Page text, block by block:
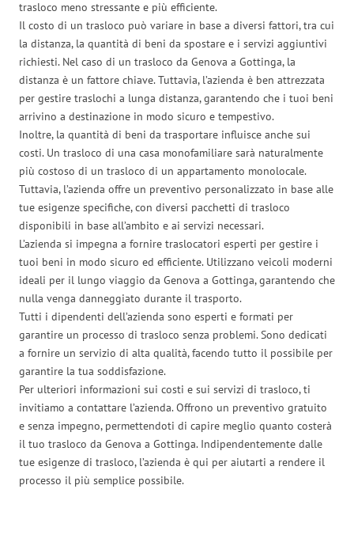
trasloco meno stressante e più efficiente.
Il costo di un trasloco può variare in base a diversi fattori, tra cui
la distanza, la quantità di beni da spostare e i servizi aggiuntivi
richiesti. Nel caso di un trasloco da Genova a Gottinga, la
distanza è un fattore chiave. Tuttavia, l’azienda è ben attrezzata
per gestire traslochi a lunga distanza, garantendo che i tuoi beni
arrivino a destinazione in modo sicuro e tempestivo.
Inoltre, la quantità di beni da trasportare influisce anche sui
costi. Un trasloco di una casa monofamiliare sarà naturalmente
più costoso di un trasloco di un appartamento monolocale.
Tuttavia, l’azienda offre un preventivo personalizzato in base alle
tue esigenze specifiche, con diversi pacchetti di trasloco
disponibili in base all’ambito e ai servizi necessari.
L’azienda si impegna a fornire traslocatori esperti per gestire i
tuoi beni in modo sicuro ed efficiente. Utilizzano veicoli moderni
ideali per il lungo viaggio da Genova a Gottinga, garantendo che
nulla venga danneggiato durante il trasporto.
Tutti i dipendenti dell’azienda sono esperti e formati per
garantire un processo di trasloco senza problemi. Sono dedicati
a fornire un servizio di alta qualità, facendo tutto il possibile per
garantire la tua soddisfazione.
Per ulteriori informazioni sui costi e sui servizi di trasloco, ti
invitiamo a contattare l’azienda. Offrono un preventivo gratuito
e senza impegno, permettendoti di capire meglio quanto costerà
il tuo trasloco da Genova a Gottinga. Indipendentemente dalle
tue esigenze di trasloco, l’azienda è qui per aiutarti a rendere il
processo il più semplice possibile.